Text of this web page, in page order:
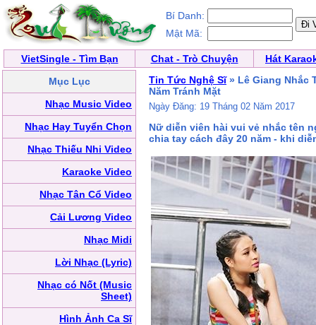
Bí Danh:
Mật Mã:
VietSingle - Tìm Bạn Chat - Trò Chuyện
Hát
Mục Lục
Nhạc Music Video
Nhạc Hay Tuyển Chọn
Nhạc Thiếu Nhi Video
Karaoke Video
Nhạc Tân Cổ Video
Cải Lương Video
Nhạc Midi
Lời Nhạc (Lyric)
Nhạc có Nốt (Music
Sheet)
Hình Ảnh Ca Sĩ
Tin Tức Nghệ Sĩ» Lê Giang Nhắc
Năm Tránh Mặt
Ngày Đăng: 19 Tháng 02 Năm 2017
Nữ diễn viên hài vui vẻ nhắc tên
chia tay cách đây 20 năm - khi